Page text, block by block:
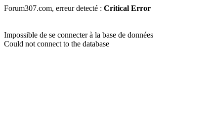
Forum307.com, erreur detecté : Critical Error
Impossible de se connecter à la base de données
Could not connect to the database